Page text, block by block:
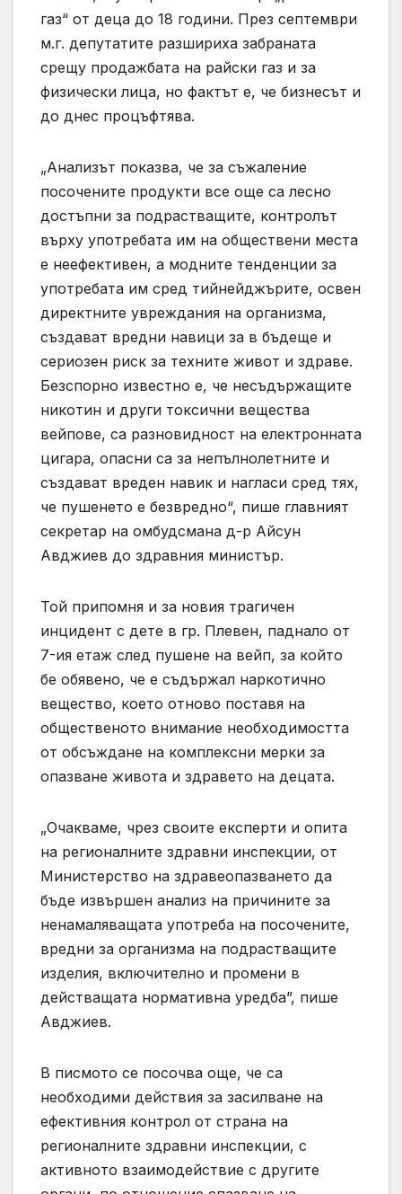
газ“ от деца до 18 години. През септември
м.г. депутатите разшириха забраната
срещу продажбата на райски газ и за
физически лица, но фактът е, че бизнесът и
до днес процъфтява.
„Анализът показва, че за съжаление
посочените продукти все още са лесно
достъпни за подрастващите, контролът
върху употребата им на обществени места
е неефективен, а модните тенденции за
употребата им сред тийнейджърите, освен
директните увреждания на организма,
създават вредни навици за в бъдеще и
сериозен риск за техните живот и здраве.
Безспорно известно е, че несъдържащите
никотин и други токсични вещества
вейпове, са разновидност на електронната
цигара, опасни са за непълнолетните и
създават вреден навик и нагласи сред тях,
че пушенето е безвредно“, пише главният
секретар на омбудсмана д-р Айсун
Авджиев до здравния министър.
Той припомня и за новия трагичен
инцидент с дете в гр. Плевен, паднало от
7-ия етаж след пушене на вейп, за който
бе обявено, че е съдържал наркотично
вещество, което отново поставя на
общественото внимание необходимостта
от обсъждане на комплексни мерки за
опазване живота и здравето на децата.
„Очакваме, чрез своите експерти и опита
на регионалните здравни инспекции, от
Министерство на здравеопазването да
бъде извършен анализ на причините за
ненамаляващата употреба на посочените,
вредни за организма на подрастващите
изделия, включително и промени в
действащата нормативна уредба”, пише
Авджиев.
В писмото се посочва още, че са
необходими действия за засилване на
ефективния контрол от страна на
регионалните здравни инспекции, с
активното взаимодействие с другите